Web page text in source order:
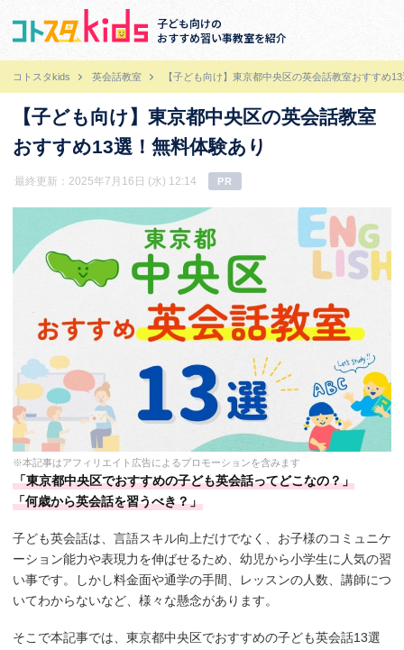
子ども向けの
おすすめ習い事教室を紹介
コトスタkids 英会話教室 【子ども向け】東京都中央区の英会話教室おすすめ
【子ども向け】東京都中央区の英会話教室
おすすめ13選！無料体験あり
最終更新：2025年7月16日 (水) 12:14 PR
※本記事はアフィリエイト広告によるプロモーションを含みます
「東京都中央区でおすすめの子ども英会話ってどこなの？」
「何歳から英会話を習うべき？」
子ども英会話は、言語スキル向上だけでなく、お子様のコミュニケ
ーション能力や表現力を伸ばせるため、幼児から小学生に人気の習
い事です。しかし料金面や通学の手間、レッスンの人数、講師につ
いてわからないなど、様々な懸念があります。
そこで本記事では、東京都中央区でおすすめの子ども英会話13選